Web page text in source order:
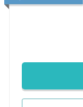
В наборе